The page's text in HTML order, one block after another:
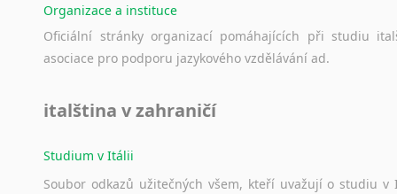
Organizace a instituce
Oficiální stránky organizací pomáhajících při studiu
asociace pro podporu jazykového vzdělávání ad.
italština v zahraničí
Studium v Itálii
Soubor odkazů užitečných všem, kteří uvažují o studiu v